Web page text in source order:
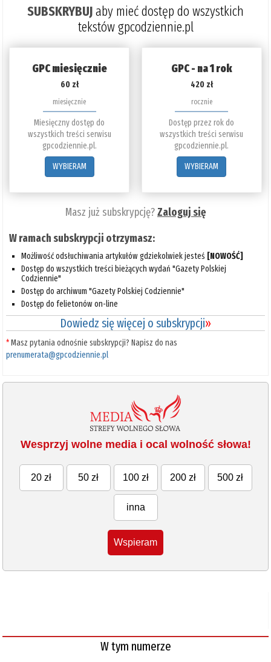
SUBSKRYBUJaby mieć dostęp do wszystkich
tekstów gpcodziennie.pl
GPC miesięcznie
60 zł
miesięcznie
Miesięczny dostęp do
wszystkich treści serwisu
gpcodziennie.pl.
WYBIERAM
GPC - na 1 rok
420 zł
rocznie
Dostęp przez rok do
wszystkich treści serwisu
gpcodziennie.pl.
WYBIERAM
Masz już subskrypcję?Zaloguj się
W ramach subskrypcji otrzymasz:
Możliwość odsłuchiwania artykułów gdziekolwiek jesteś [NOWOŚĆ]
Dostęp do wszystkich treści bieżących wydań "Gazety Polskiej
Codziennie"
Dostęp do archiwum "Gazety Polskiej Codziennie"
Dostęp do felietonów on-line
Dowiedz się więcej o subskrypcji»
*Masz pytania odnośnie subskrypcji? Napisz do nas
prenumerata@gpcodziennie.pl
Wesprzyj wolne media i ocal wolność słowa!
20 zł 50 zł 100 zł 200 zł 500 zł
inna
Wspieram
W tym numerze